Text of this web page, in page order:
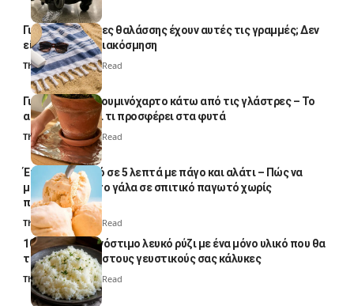
Γιατί οι πετσέτες θαλάσσης έχουν αυτές τις γραμμές; Δεν
είναι μόνο για διακόσμηση
Thali Ombre5 Min Read
Γιατί βάζουν αλουμινόχαρτο κάτω από τις γλάστρες – Το
απλό κόλπο και τι προσφέρει στα φυτά
Thali Ombre4 Min Read
Έτοιμο παγωτό σε 5 λεπτά με πάγο και αλάτι – Πώς να
μετατρέψετε το γάλα σε σπιτικό παγωτό χωρίς
παγωτομηχανή
Thali Ombre 4 Min Read
10 φορές ποιο νόστιμο λευκό ρύζι με ένα μόνο υλικό που θα
το απογειώσει στους γευστικούς σας κάλυκες
Thali Ombre4 Min Read